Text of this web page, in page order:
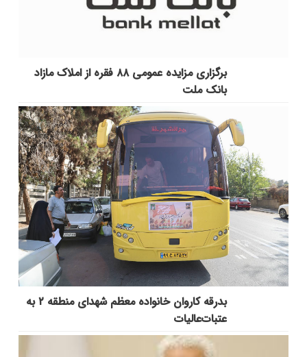
برگزاری مزایده عمومی ۸۸ فقره از املاک مازاد
بانک ملت
بدرقه کاروان خانواده معظم شهدای منطقه ۲ به
عتبات‌عالیات